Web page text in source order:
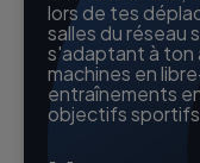
lors de tes
salles du réseau
s'adaptant à ton
machines en
entraînements
objectifs